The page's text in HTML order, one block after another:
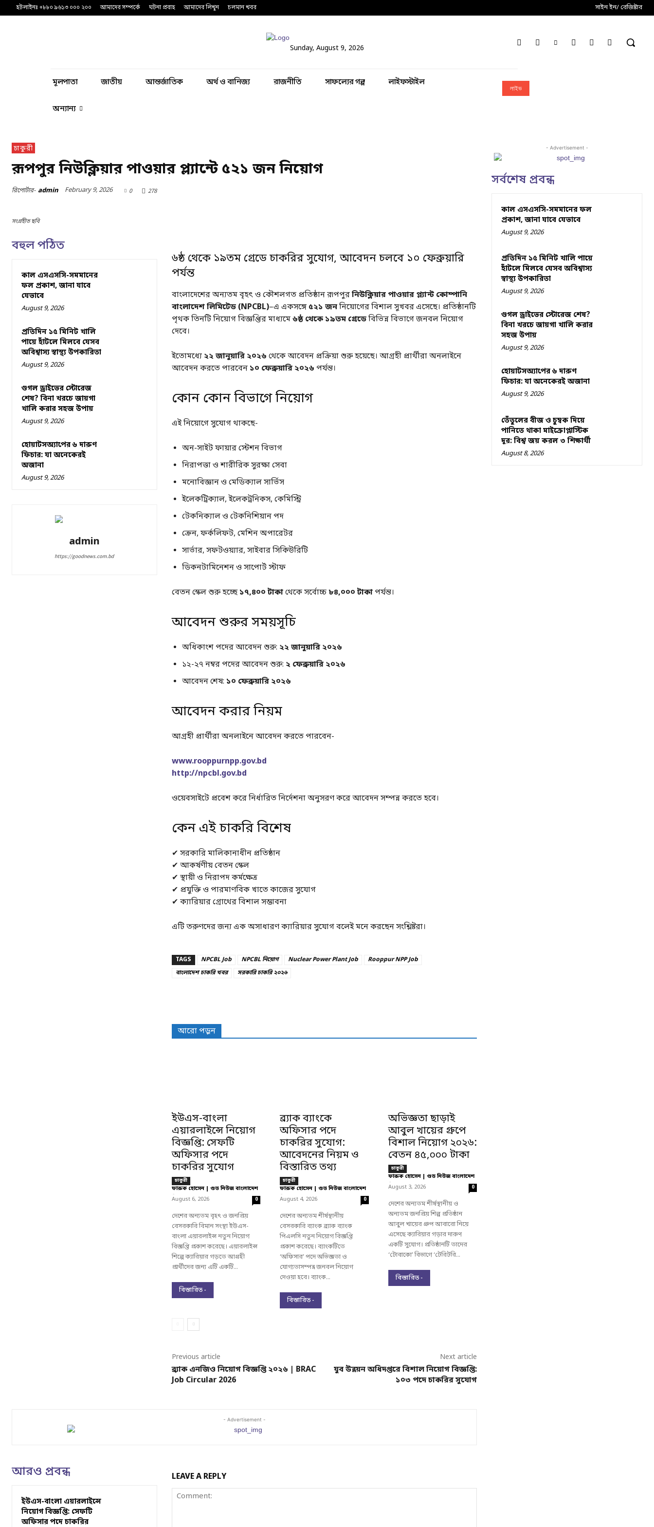
হটলাইনঃ +৮৮০ ৯৬১৩ ০০০ ২০০ আমাদের সম্পর্কে ঘটনা প্রবাহ আমাদের লিখুন চলমান খবর সাইন ইন/ রেজিষ্টার
Sunday, August 9, 2026
মূলপাতা জাতীয় আন্তর্জাতিক অর্থ ও বানিজ্য রাজনীতি সাফল্যের গল্প লাইফস্টাইল
অন্যান্য
লাইভ
চাকুরী
রূপপুর নিউক্লিয়ার পাওয়ার প্ল্যান্টে ৫২১ জন নিয়োগ
রিপোর্টার- admin February 9, 2026 0 278
সংগ্রহীত ছবি
বহুল পঠিত
কাল এসএসসি-সমমানের
ফল প্রকাশ, জানা যাবে
যেভাবে
August 9, 2026
প্রতিদিন ১৫ মিনিট খালি
পায়ে হাঁটলে মিলবে যেসব
অবিশ্বাস্য স্বাস্থ্য উপকারিতা
August 9, 2026
গুগল ড্রাইভের স্টোরেজ
শেষ? বিনা খরচে জায়গা
খালি করার সহজ উপায়
August 9, 2026
হোয়াটসঅ্যাপের ৬ দারুণ
ফিচার: যা অনেকেরই
অজানা
August 9, 2026
admin
https://goodnews.com.bd
৬ষ্ঠ থেকে ১৯তম গ্রেডে চাকরির সুযোগ, আবেদন চলবে ১০ ফেব্রুয়ারি
পর্যন্ত
বাংলাদেশের অন্যতম বৃহৎ ও কৌশলগত প্রতিষ্ঠান রূপপুরনিউক্লিয়ার পাওয়ার প্ল্যান্ট কোম্পানি
বাংলাদেশ লিমিটেড (NPCBL)–এ একসঙ্গে ৫২১ জননিয়োগের বিশাল সুখবর এসেছে। প্রতিষ্ঠানটি
পৃথক তিনটি নিয়োগ বিজ্ঞপ্তির মাধ্যমে৬ষ্ঠ থেকে ১৯তম গ্রেডেবিভিন্ন বিভাগে জনবল নিয়োগ
দেবে।
ইতোমধ্যে ২২ জানুয়ারি ২০২৬ থেকে আবেদন প্রক্রিয়া শুরু হয়েছে। আগ্রহী প্রার্থীরা অনলাইনে
আবেদন করতে পারবেন ১০ ফেব্রুয়ারি ২০২৬ পর্যন্ত।
কোন কোন বিভাগে নিয়োগ
এই নিয়োগে সুযোগ থাকছে-
অন-সাইট ফায়ার স্টেশন বিভাগ
নিরাপত্তা ও শারীরিক সুরক্ষা সেবা
মনোবিজ্ঞান ও মেডিক্যাল সার্ভিস
ইলেকট্রিক্যাল, ইলেকট্রনিকস, কেমিস্ট্রি
টেকনিক্যাল ও টেকনিশিয়ান পদ
ক্রেন, ফর্কলিফট, মেশিন অপারেটর
সার্ভার, সফটওয়্যার, সাইবার সিকিউরিটি
ডিকনটামিনেশন ও সাপোর্ট স্টাফ
বেতন স্কেল শুরু হচ্ছে১৭,৪০০ টাকাথেকে সর্বোচ্চ৮৪,০০০ টাকাপর্যন্ত।
আবেদন শুরুর সময়সূচি
অধিকাংশ পদের আবেদন শুরু: ২২ জানুয়ারি ২০২৬
১২-২৭ নম্বর পদের আবেদন শুরু: ২ ফেব্রুয়ারি ২০২৬
আবেদন শেষ: ১০ ফেব্রুয়ারি ২০২৬
আবেদন করার নিয়ম
আগ্রহী প্রার্থীরা অনলাইনে আবেদন করতে পারবেন-
www.rooppurnpp.gov.bd
http://npcbl.gov.bd
ওয়েবসাইটে প্রবেশ করে নির্ধারিত নির্দেশনা অনুসরণ করে আবেদন সম্পন্ন করতে হবে।
কেন এই চাকরি বিশেষ
✔ সরকারি মালিকানাধীন প্রতিষ্ঠান
✔ আকর্ষণীয় বেতন স্কেল
✔ স্থায়ী ও নিরাপদ কর্মক্ষেত্র
✔ প্রযুক্তি ও পারমাণবিক খাতে কাজের সুযোগ
✔ ক্যারিয়ার গ্রোথের বিশাল সম্ভাবনা
এটি তরুণদের জন্য এক অসাধারণ ক্যারিয়ার সুযোগ বলেই মনে করছেন সংশ্লিষ্টরা।
TAGS NPCBL Job NPCBL নিয়োগ Nuclear Power Plant Job
Rooppur NPP Job
বাংলাদেশ চাকরি খবর
সরকারি চাকরি ২০২৬
আরো পড়ুন
ইউএস-বাংলা
এয়ারলাইন্সে নিয়োগ
বিজ্ঞপ্তি: সেফটি
অফিসার পদে
চাকরির সুযোগ
চাকুরী
ফারুক হোসেন | গুড নিউজ বাংলাদেশ
-
August 6, 2026 0
দেশের অন্যতম বৃহৎ ও জনপ্রিয়
বেসরকারি বিমান সংস্থা ইউএস-
বাংলা এয়ারলাইন্স নতুন নিয়োগ
বিজ্ঞপ্তি প্রকাশ করেছে। এয়ারলাইন্স
শিল্পে ক্যারিয়ার গড়তে আগ্রহী
প্রার্থীদের জন্য এটি একটি...
বিস্তারিত -
ব্র্যাক ব্যাংকে
অফিসার পদে
চাকরির সুযোগ:
আবেদনের নিয়ম ও
বিস্তারিত তথ্য
চাকুরী
ফারুক হোসেন | গুড নিউজ বাংলাদেশ
-
August 4, 2026 0
দেশের অন্যতম শীর্ষস্থানীয়
বেসরকারি ব্যাংক ব্র্যাক ব্যাংক
পিএলসি নতুন নিয়োগ বিজ্ঞপ্তি
প্রকাশ করেছে। ব্যাংকটিতে
‘অফিসার’ পদে অভিজ্ঞতা ও
যোগ্যতাসম্পন্ন জনবল নিয়োগ
দেওয়া হবে। ব্যাংক...
বিস্তারিত -
অভিজ্ঞতা ছাড়াই
আবুল খায়ের গ্রুপে
বিশাল নিয়োগ ২০২৬:
বেতন ৪৫,০০০ টাকা
চাকুরী
ফারুক হোসেন | গুড নিউজ বাংলাদেশ
-
August 3, 2026 0
দেশের অন্যতম শীর্ষস্থানীয় ও
অন্যতম জনপ্রিয় শিল্প প্রতিষ্ঠান
আবুল খায়ের গ্রুপ আবারো নিয়ে
এসেছে ক্যারিয়ার গড়ার দারুণ
একটি সুযোগ। প্রতিষ্ঠানটি তাদের
‘টোবাকো’ বিভাগে ‘টেরিটরি...
বিস্তারিত -
Previous article
ব্র্যাক এনজিও নিয়োগ বিজ্ঞপ্তি ২০২৬ | BRAC
Job Circular 2026
Next article
যুব উন্নয়ন অধিদপ্তরে বিশাল নিয়োগ বিজ্ঞপ্তি:
১০৩ পদে চাকরির সুযোগ
- Advertisement -
আরও প্রবন্ধ
ইউএস-বাংলা এয়ারলাইন্সে
নিয়োগ বিজ্ঞপ্তি: সেফটি
অফিসার পদে চাকরির
LEAVE A REPLY
- Advertisement -
সর্বশেষ প্রবন্ধ
কাল এসএসসি-সমমানের ফল
প্রকাশ, জানা যাবে যেভাবে
August 9, 2026
প্রতিদিন ১৫ মিনিট খালি পায়ে
হাঁটলে মিলবে যেসব অবিশ্বাস্য
স্বাস্থ্য উপকারিতা
August 9, 2026
গুগল ড্রাইভের স্টোরেজ শেষ?
বিনা খরচে জায়গা খালি করার
সহজ উপায়
August 9, 2026
হোয়াটসঅ্যাপের ৬ দারুণ
ফিচার: যা অনেকেরই অজানা
August 9, 2026
তেঁতুলের বীজ ও চুম্বক দিয়ে
পানিতে থাকা মাইক্রোপ্লাস্টিক
দূর: বিশ্ব জয় করল ৩ শিক্ষার্থী
August 8, 2026